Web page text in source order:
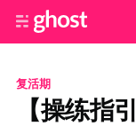
复活期
【操练指